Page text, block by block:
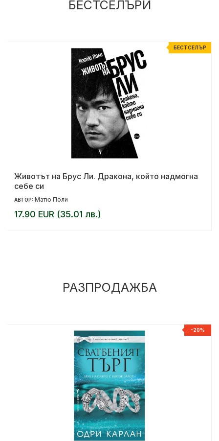
БЕСТСЕЛЪРИ
БЕСТСЕЛЪР
Животът на Брус Ли. Дракона, който надмогна
себе си
АВТОР: Матю Поли
17.90 EUR (35.01 лв.)
РАЗПРОДАЖБА
-20%